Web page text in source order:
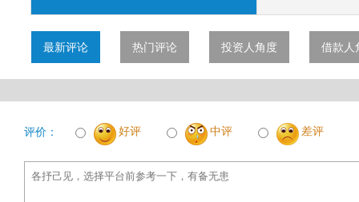
最新评论 热门评论 投资人角度 借款人
评价： 好评 中评 差评